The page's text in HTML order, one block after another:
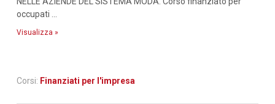
occupati ...
Visualizza »
Corsi: Finanziati per l'impresa